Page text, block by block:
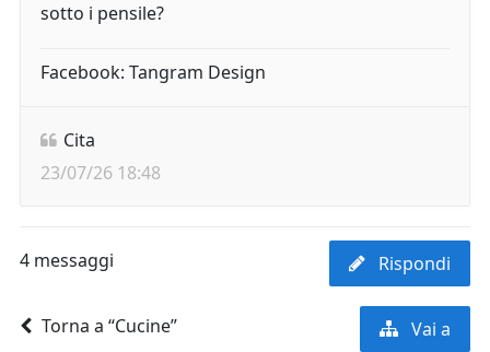
sotto i pensile?
Facebook: Tangram Design
Cita
23/07/26 18:48
4 messaggi Rispondi
Torna a “Cucine” Vai a